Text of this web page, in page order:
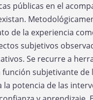
públicas en el
de la experiencia
subjetivos
Se recurre a
subjetivante
la potencia de las